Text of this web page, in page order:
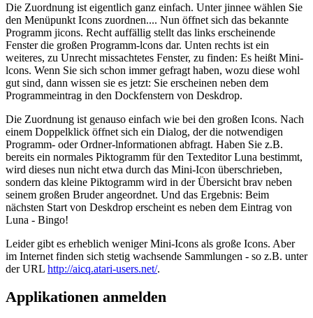
Die Zuordnung ist eigentlich ganz einfach. Unter jinnee wählen Sie
den Menüpunkt Icons zuordnen.... Nun öffnet sich das bekannte
Programm jicons. Recht auffällig stellt das links erscheinende
Fenster die großen Programm-lcons dar. Unten rechts ist ein
weiteres, zu Unrecht missachtetes Fenster, zu finden: Es heißt Mini-
lcons. Wenn Sie sich schon immer gefragt haben, wozu diese wohl
gut sind, dann wissen sie es jetzt: Sie erscheinen neben dem
Programmeintrag in den Dockfenstern von Deskdrop.
Die Zuordnung ist genauso einfach wie bei den großen Icons. Nach
einem Doppelklick öffnet sich ein Dialog, der die notwendigen
Programm- oder Ordner-lnformationen abfragt. Haben Sie z.B.
bereits ein normales Piktogramm für den Texteditor Luna bestimmt,
wird dieses nun nicht etwa durch das Mini-Icon überschrieben,
sondern das kleine Piktogramm wird in der Übersicht brav neben
seinem großen Bruder angeordnet. Und das Ergebnis: Beim
nächsten Start von Deskdrop erscheint es neben dem Eintrag von
Luna - Bingo!
Leider gibt es erheblich weniger Mini-Icons als große Icons. Aber
im Internet finden sich stetig wachsende Sammlungen - so z.B. unter
der URL http://aicq.atari-users.net/.
Applikationen anmelden